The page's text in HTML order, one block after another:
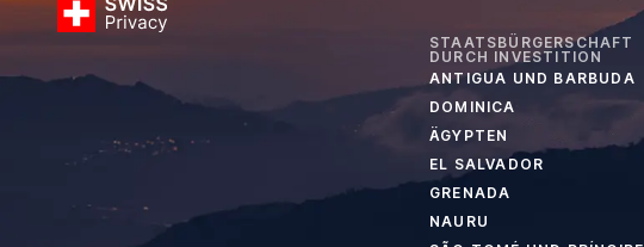
STAATSBÜRGERSCHAFT
DURCH INVESTITION
ANTIGUA UND BARBUDA
DOMINICA
ÄGYPTEN
EL SALVADOR
GRENADA
NAURU